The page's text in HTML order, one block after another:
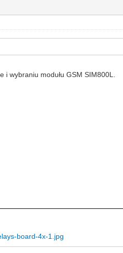
wybraniu modułu GSM SIM800L.
board-4x-1.jpg